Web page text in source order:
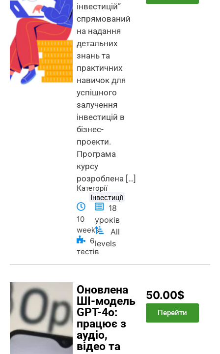
інвестицій”
спрямований
на надання
детальних
знань та
практичних
навичок для
успішного
залучення
інвестицій в
бізнес-
проекти.
Програма
курсу
розроблена […]
Категорії
Інвестиції
10
weeks
6
тестів
18
уроків
All
levels
Оновлена
ШІ-модель
GPT-4o:
працює з
аудіо,
відео та
50.00$
Перейти